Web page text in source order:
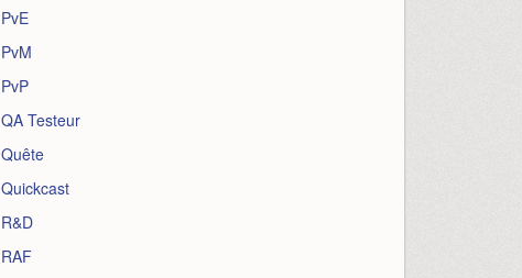
PvE
PvM
PvP
QA Testeur
Quête
Quickcast
R&D
RAF